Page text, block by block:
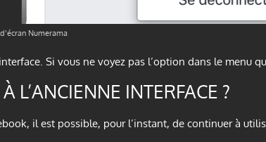
Numerama
Si vous ne voyez pas l’option dans le menu
L’ANCIENNE INTERFACE ?
il est possible, pour l’instant, de continuer à